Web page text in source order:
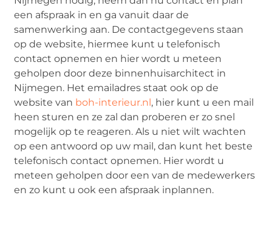
een afspraak in en ga vanuit daar de
samenwerking aan. De contactgegevens staan
op de website, hiermee kunt u telefonisch
contact opnemen en hier wordt u meteen
geholpen door deze binnenhuisarchitect in
Nijmegen. Het emailadres staat ook op de
website van boh-interieur.nl, hier kunt u een mail
heen sturen en ze zal dan proberen er zo snel
mogelijk op te reageren. Als u niet wilt wachten
op een antwoord op uw mail, dan kunt het beste
telefonisch contact opnemen. Hier wordt u
meteen geholpen door een van de medewerkers
en zo kunt u ook een afspraak inplannen.